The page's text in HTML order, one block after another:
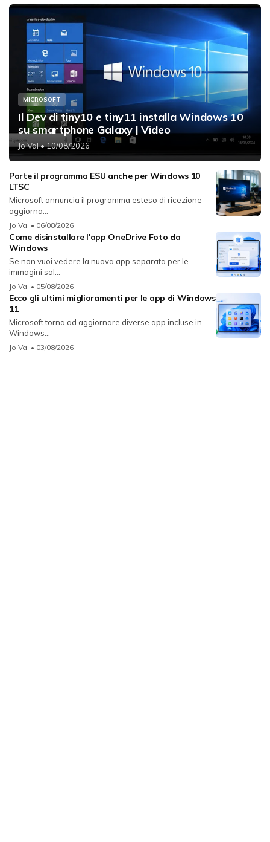
MICROSOFT
Il Dev di tiny10 e tiny11 installa Windows 10
su smartphone Galaxy | Video
Jo Val• 10/08/2026
Parte il programma ESU anche per Windows 10
LTSC
Microsoft annuncia il programma esteso di ricezione
aggiorna...
Jo Val • 06/08/2026
Come disinstallare l'app OneDrive Foto da
Windows
Se non vuoi vedere la nuova app separata per le
immagini sal...
Jo Val • 05/08/2026
Ecco gli ultimi miglioramenti per le app di Windows
11
Microsoft torna ad aggiornare diverse app incluse in
Windows...
Jo Val • 03/08/2026